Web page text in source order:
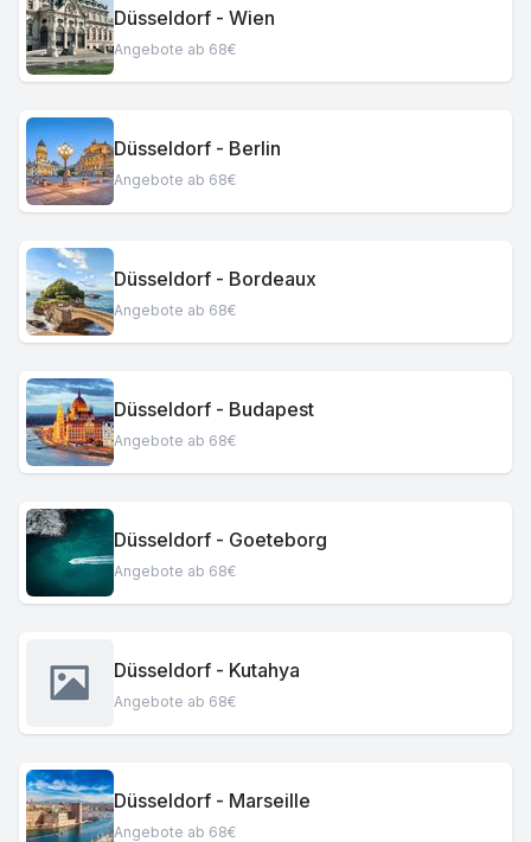
Düsseldorf - Wien
Angebote ab 68€
Düsseldorf - Berlin
Angebote ab 68€
Düsseldorf - Bordeaux
Angebote ab 68€
Düsseldorf - Budapest
Angebote ab 68€
Düsseldorf - Goeteborg
Angebote ab 68€
Düsseldorf - Kutahya
Angebote ab 68€
Düsseldorf - Marseille
Angebote ab 68€